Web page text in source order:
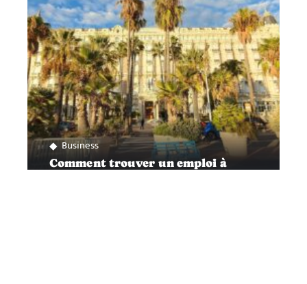
Business
Comment trouver un emploi à